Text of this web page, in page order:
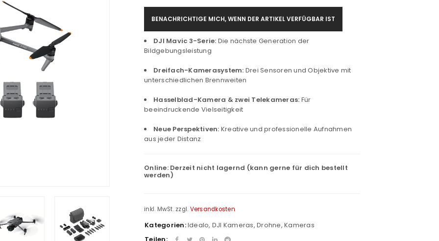
BENACHRICHTIGE MICH, WENN DER ARTIKEL VERFÜGBAR IST
DJI Mavic 3-Serie: Die nächste Generation der
Bildgebungsleistung
Dreifach-Kamerasystem: Drei Sensoren und Objektive mit
unterschiedlichen Brennweiten
Hasselblad-Kamera & zwei Telekameras: Für
beeindruckende Vielseitigkeit
Neue Perspektiven: Kreative und professionelle Aufnahmen
aus jeder Distanz
Online: Derzeit nicht lagernd (kann gerne für dich bestellt
werden)
inkl. MwSt. zzgl. Versandkosten
Kategorien:Idealo, DJI Kameras, Drohne, Kameras
Teilen: